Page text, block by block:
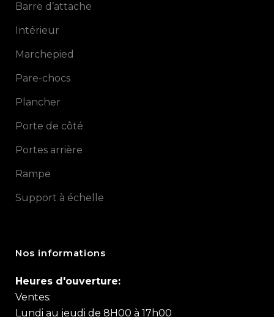
Barre d’attache
Intérieur
Marchepied
Pare-chocs
Plancher
Porte de côté
Portes arrière
Rampe
Support à échelle
Nos informations
Heures d'ouverture:
Ventes:
Lundi au jeudi de 8H00 à 17h00